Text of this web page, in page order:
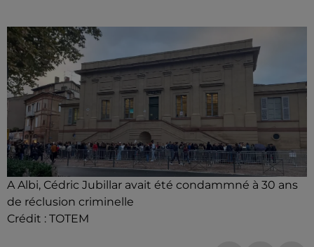
A Albi, Cédric Jubillar avait été condammné à 30 ans
de réclusion criminelle
Crédit : TOTEM